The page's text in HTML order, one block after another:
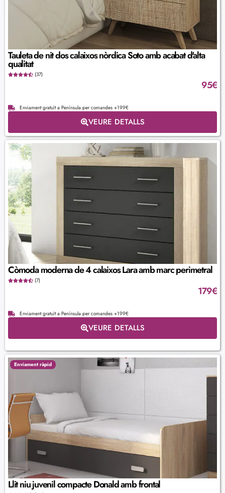
Tauleta de nit dos calaixos nòrdica Soto amb acabat d'alta
qualitat
(37)
95€
Enviament gratuït a Península per comandes +199€
VEURE DETALLS
Còmoda moderna de 4 calaixos Lara amb marc perimetral
(7)
179€
Enviament gratuït a Península per comandes +199€
VEURE DETALLS
Enviament ràpid
Llit niu juvenil compacte Donald amb frontal